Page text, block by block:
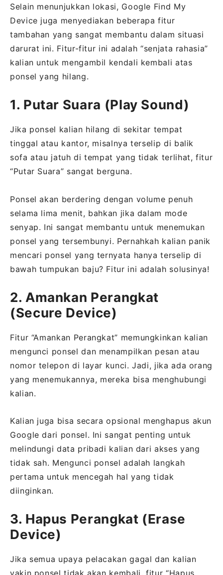
Selain menunjukkan lokasi, Google Find My
Device juga menyediakan beberapa fitur
tambahan yang sangat membantu dalam situasi
darurat ini. Fitur-fitur ini adalah “senjata rahasia”
kalian untuk mengambil kendali kembali atas
ponsel yang hilang.
1. Putar Suara (Play Sound)
Jika ponsel kalian hilang di sekitar tempat
tinggal atau kantor, misalnya terselip di balik
sofa atau jatuh di tempat yang tidak terlihat, fitur
“Putar Suara” sangat berguna.
Ponsel akan berdering dengan volume penuh
selama lima menit, bahkan jika dalam mode
senyap. Ini sangat membantu untuk menemukan
ponsel yang tersembunyi. Pernahkah kalian panik
mencari ponsel yang ternyata hanya terselip di
bawah tumpukan baju? Fitur ini adalah solusinya!
2. Amankan Perangkat
(Secure Device)
Fitur “Amankan Perangkat” memungkinkan kalian
mengunci ponsel dan menampilkan pesan atau
nomor telepon di layar kunci. Jadi, jika ada orang
yang menemukannya, mereka bisa menghubungi
kalian.
Kalian juga bisa secara opsional menghapus akun
Google dari ponsel. Ini sangat penting untuk
melindungi data pribadi kalian dari akses yang
tidak sah. Mengunci ponsel adalah langkah
pertama untuk mencegah hal yang tidak
diinginkan.
3. Hapus Perangkat (Erase
Device)
Jika semua upaya pelacakan gagal dan kalian